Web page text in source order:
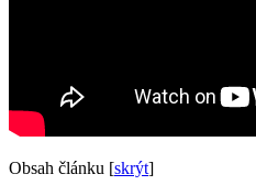
Obsah článku [skrýt]